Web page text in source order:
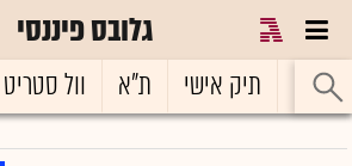
גלובס פיננסי
ראשי תיק אישי ת"א וול סטריט